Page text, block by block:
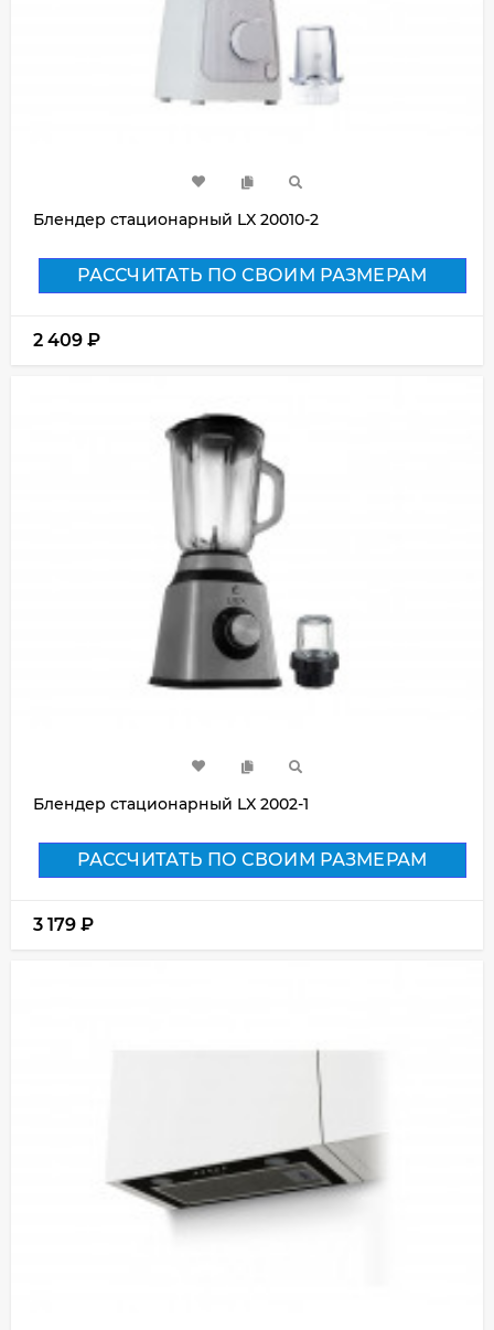
Блендер стационарный LX 20010-2
РАССЧИТАТЬ ПО СВОИМ РАЗМЕРАМ
2 409 ₽
Блендер стационарный LX 2002-1
РАССЧИТАТЬ ПО СВОИМ РАЗМЕРАМ
3 179 ₽